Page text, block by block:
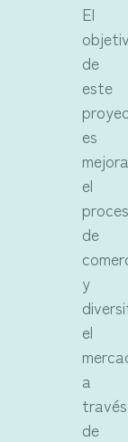
El
de
este
es
el
de
y
el
a
través
de